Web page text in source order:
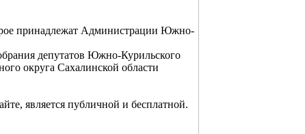
принадлежат Администрации Южно-
депутатов Южно-Курильского
округа Сахалинской области
является публичной и бесплатной.